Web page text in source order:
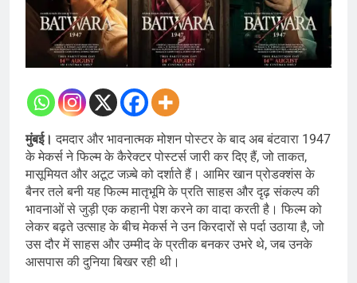
मुंबई।दमदार और भावनात्मक मोशन पोस्टर के बाद अब बंटवारा 1947
के मेकर्स ने फिल्म के कैरेक्टर पोस्टर्स जारी कर दिए हैं, जो ताकत,
मासूमियत और अटूट जज़्बे को दर्शाते हैं। आमिर खान प्रोडक्शंस के
बैनर तले बनी यह फिल्म मातृभूमि के प्रति साहस और दृढ़ संकल्प की
भावनाओं से जुड़ी एक कहानी पेश करने का वादा करती है। फिल्म को
लेकर बढ़ते उत्साह के बीच मेकर्स ने उन किरदारों से पर्दा उठाया है, जो
उस दौर में साहस और उम्मीद के प्रतीक बनकर उभरे थे, जब उनके
आसपास की दुनिया बिखर रही थी।